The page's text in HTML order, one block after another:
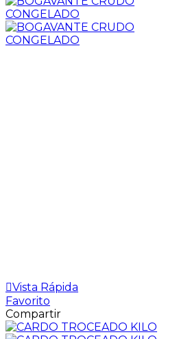
Vista Rápida
Favorito
Compartir